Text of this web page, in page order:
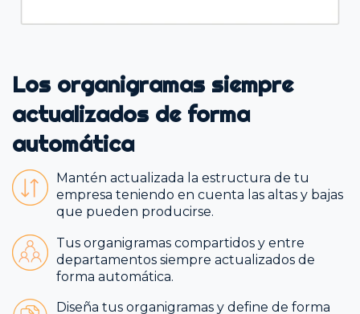
Los organigramas siempre
actualizados de forma
automática
Mantén actualizada la estructura de tu
empresa teniendo en cuenta las altas y bajas
que pueden producirse.
Tus organigramas compartidos y entre
departamentos siempre actualizados de
forma automática.
Diseña tus organigramas y define de forma